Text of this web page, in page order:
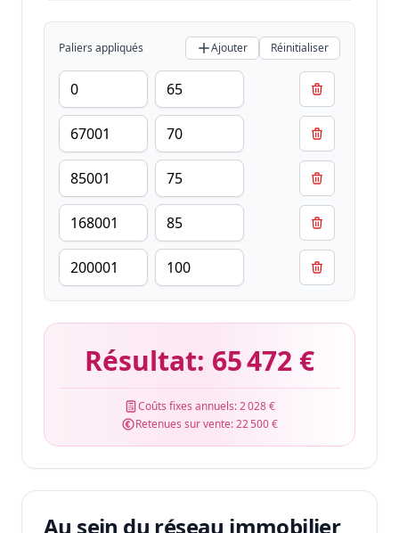
Paliers appliqués Ajouter Réinitialiser
Résultat: 65 472 €
Coûts fixes annuels:2 028 €
Retenues sur vente:22 500 €
Au sein du réseau immobilier